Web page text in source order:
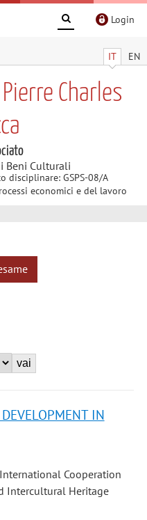
Login
IT EN
Charles
Beni Culturali
disciplinare: GSPS-08/A
economici e del lavoro
IN
Cooperation
Intercultural Heritage